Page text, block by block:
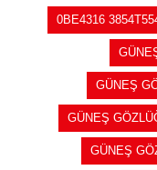
0BE4316
GÜNEŞ
GÜNEŞ
GÜNEŞ